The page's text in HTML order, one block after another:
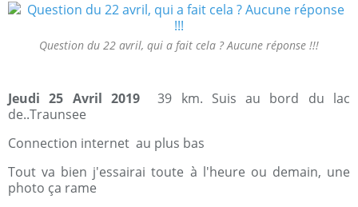
Question du 22 avril, qui a fait cela ? Aucune réponse !!!
Jeudi 25 Avril 201939 km. Suis au bord du lac
de..Traunsee
Connection internet au plus bas
Tout va bien j'essairai toute à l'heure ou demain, une
photo ça rame